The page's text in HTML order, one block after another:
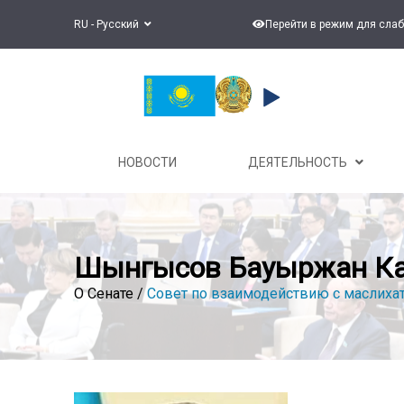
RU - Русский Перейти в режим для
НОВОСТИ ДЕЯТЕЛЬНОСТЬ
Шынгысов Бауыржан
О Сенате /Совет по взаимодействию с